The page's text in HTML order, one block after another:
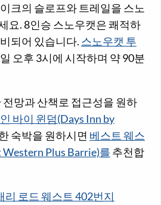
크의 슬로프와 트레일을 스노
요. 8인승 스노우캣은 쾌적하
되어 있습니다. 스노우캣 투
오후 3시에 시작하며 약 90분
망과 산책로 접근성을 원하
바이 윈덤(Days Inn by
숙박을 원하시면 베스트 웨스
Western Plus Barrie)를 추천합
리 로드 웨스트 402번지